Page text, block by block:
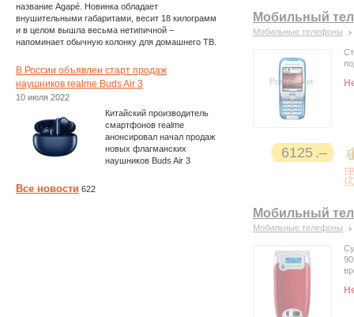
Мобильный
Мобильные телефоны
6125
(2
Мобильный
Мобильные телефоны
название Agapé. Новинка обладает
внушительными габаритами, весит 18 килограмм
и в целом вышла весьма нетипичной –
напоминает обычную колонку для домашнего ТВ.
В России объявлен старт продаж
наушников realme Buds Air 3
10 июля 2022
Китайский производитель
смартфонов realme
анонсировал начал продаж
новых флагманских
наушников Buds Air 3
Все новости 622